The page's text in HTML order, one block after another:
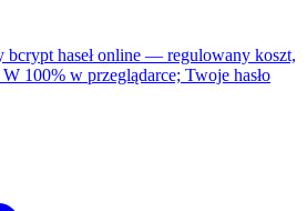
haseł online — regulowany koszt,
100% w przeglądarce; Twoje hasło